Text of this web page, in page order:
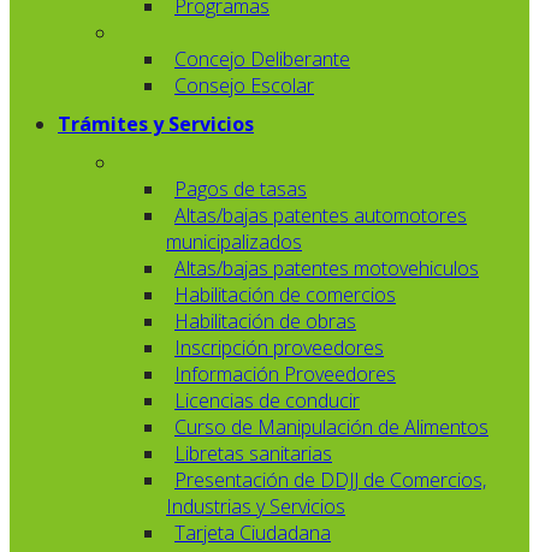
Programas
Concejo Deliberante
Consejo Escolar
Trámites y Servicios
Pagos de tasas
Altas/bajas patentes automotores
municipalizados
Altas/bajas patentes motovehiculos
Habilitación de comercios
Habilitación de obras
Inscripción proveedores
Información Proveedores
Licencias de conducir
Curso de Manipulación de Alimentos
Libretas sanitarias
Presentación de DDJJ de Comercios,
Industrias y Servicios
Tarjeta Ciudadana